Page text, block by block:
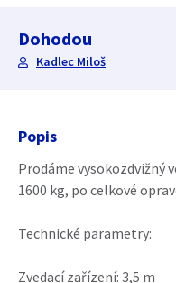
Dohodou
Kadlec Miloš
Popis
Prodáme vysokozdvižný
1600 kg, po celkové
Technické parametry:
Zvedací zařízení: 3,5 m